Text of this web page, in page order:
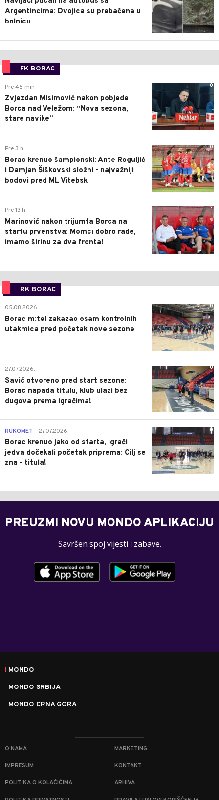
Argentincima: Dvojica su prebačena u
bolnicu
FK BORAC
0
Pre 45 min
Zvjezdan Misimović nakon pobjede
Borca nad Veležom: “Nova sezona,
stare navike”
0
Pre 3 h
Borac krenuo šampionski: Ante Roguljić
i Damjan Šiškovski složni - najvažniji
bodovi pred ML Vitebsk
1
Pre 13 h
Marinović nakon trijumfa Borca na
startu prvenstva: Momci dobro rade,
imamo širinu za dva fronta!
RK BORAC
0
05.08.2026.
Borac m:tel zakazao osam kontrolnih
utakmica pred početak nove sezone
0
27.07.2026.
Savić otvoreno pred start sezone:
Borac napada titulu, klub ulazi bez
dugova prema igračima!
0
RUKOMET 27.07.2026.
Borac krenuo jako od starta, igrači
jedva dočekali početak priprema: Cilj se
zna - titula!
PREUZMI NOVU MONDO APLIKACIJU
Savršen spoj vijesti i zabave.
MONDO
MONDO SRBIJA
MONDO CRNA GORA
O NAMA MARKETING
IMPRESUM KONTAKT
POLITIKA O KOLAČIĆIMA ARHIVA